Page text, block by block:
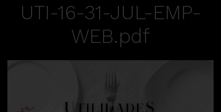
UTI-16-31-JUL-EMP-
WEB.pdf